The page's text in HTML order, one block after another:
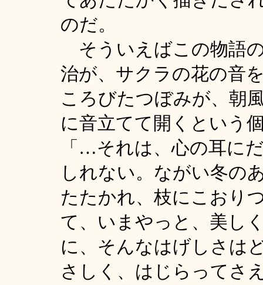
のだ。
そういえばこの物語
治が、サクラの花の音
ころびたつぼみが、朝
に音立てて開くという
「…それは、心の耳に
しれない。ながい冬の
たたかれ、枝にこおり
て、いまやっと、美し
に、そんなはげしさは
さしく、はじらってさ